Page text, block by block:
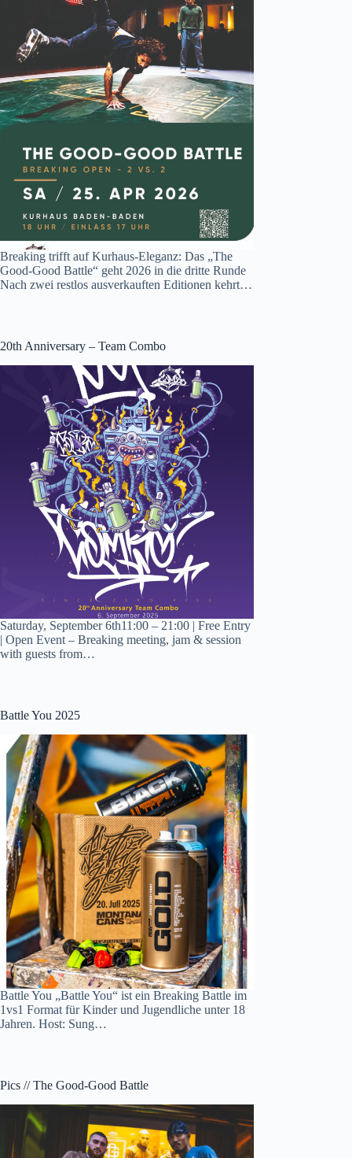
Breaking trifft auf Kurhaus-Eleganz: Das „The
Good-Good Battle“ geht 2026 in die dritte Runde
Nach zwei restlos ausverkauften Editionen kehrt…
20th Anniversary – Team Combo
Saturday, September 6th11:00 – 21:00 | Free Entry
| Open Event – Breaking meeting, jam & session
with guests from…
Battle You 2025
Battle You „Battle You“ ist ein Breaking Battle im
1vs1 Format für Kinder und Jugendliche unter 18
Jahren. Host: Sung…
Pics // The Good-Good Battle